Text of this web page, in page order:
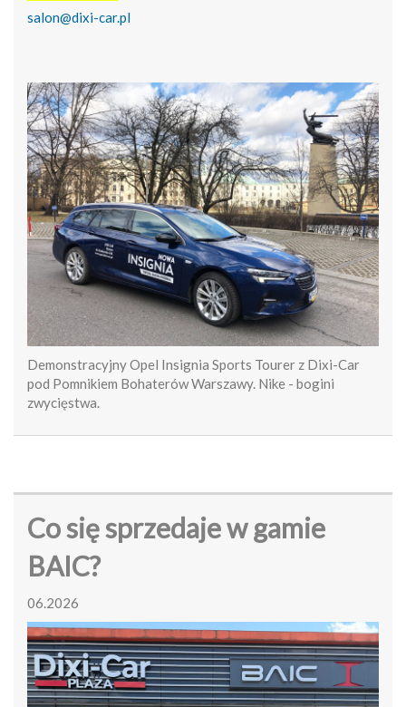
salon@dixi-car.pl
Demonstracyjny Opel Insignia Sports Tourer z Dixi-Car
pod Pomnikiem Bohaterów Warszawy. Nike - bogini
zwycięstwa.
Co się sprzedaje w gamie
BAIC?
06.2026